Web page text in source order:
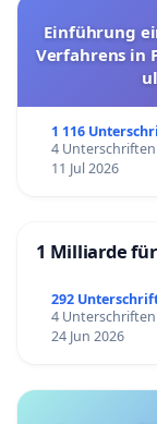
Einführung
Verfahrens in
1 116
4 Unterschriften
11 Jul 2026
1 Milliarde
292
4 Unterschriften
24 Jun 2026